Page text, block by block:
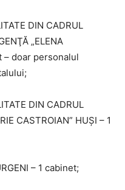
DIN CADRUL
„ELENA
– doar personalul
DIN CADRUL
CASTROIAN” HUŞI – 1
– 1 cabinet;